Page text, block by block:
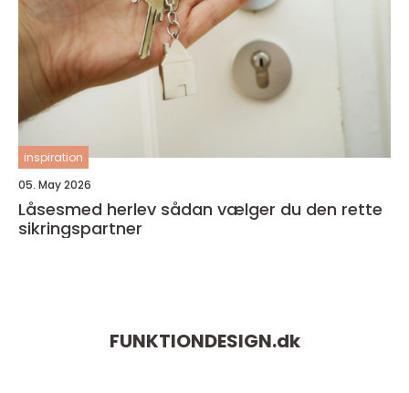
inspiration
05. May 2026
Låsesmed herlev sådan vælger du den rette
sikringspartner
FUNKTIONDESIGN.dk